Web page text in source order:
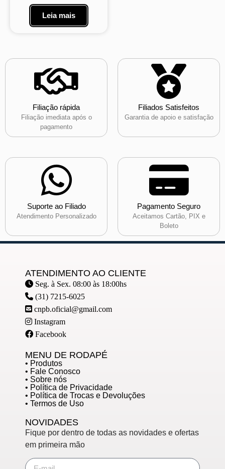
Leia mais
Filiação rápida
Filiação imediata após o
pagamento
Filiados Satisfeitos
Garantia de apoio e satisfação
Suporte ao Filiado
Atendimento Personalizado
Pagamento Seguro
Aceitamos Cartão, PIX e
Boleto
ATENDIMENTO AO CLIENTE
Seg. à Sex. 08:00 às 18:00hs
(31) 7215-6025
cnpb.oficial@gmail.com
Instagram
Facebook
MENU DE RODAPÉ
• Produtos
• Fale Conosco
• Sobre nós
• Política de Privacidade
• Política de Trocas e Devoluções
• Termos de Uso
NOVIDADES
Fique por dentro de todas as novidades e ofertas
em primeira mão